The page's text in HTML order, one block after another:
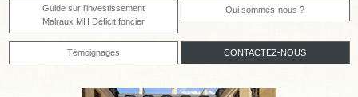
Guide sur l'investissement
Malraux MH Déficit foncier
Qui sommes-nous ?
Témoignages CONTACTEZ-NOUS